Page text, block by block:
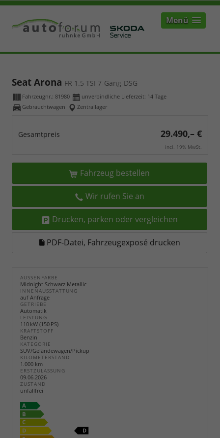
Menü
Seat Arona FR 1.5 TSI 7-Gang-DSG
Fahrzeugnr.: 81980 unverbindliche Lieferzeit: 14 Tage
Gebrauchtwagen
Zentrallager
Gesamtpreis 29.490,– €
incl. 19% MwSt.
Fahrzeug bestellen
Wir rufen Sie an
Drucken, parken oder vergleichen
PDF-Datei, Fahrzeugexposé drucken
AUSSENFARBE
Midnight Schwarz Metallic
INNENAUSSTATTUNG
auf Anfrage
GETRIEBE
Automatik
LEISTUNG
110 kW (150 PS)
KRAFTSTOFF
Benzin
KATEGORIE
SUV/Geländewagen/Pickup
KILOMETERSTAND
1.000 km
ERSTZULASSUNG
09.06.2026
ZUSTAND
unfallfrei